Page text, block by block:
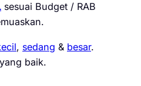
sesuai Budget / RAB
, sedang & besar.
baik.